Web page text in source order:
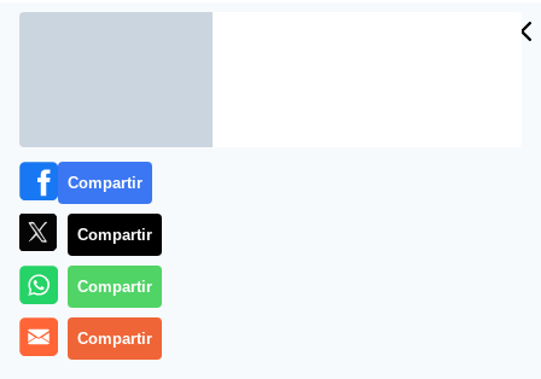
Archivado en: GOBIERNO
Compartir
Compartir
Compartir
Compartir